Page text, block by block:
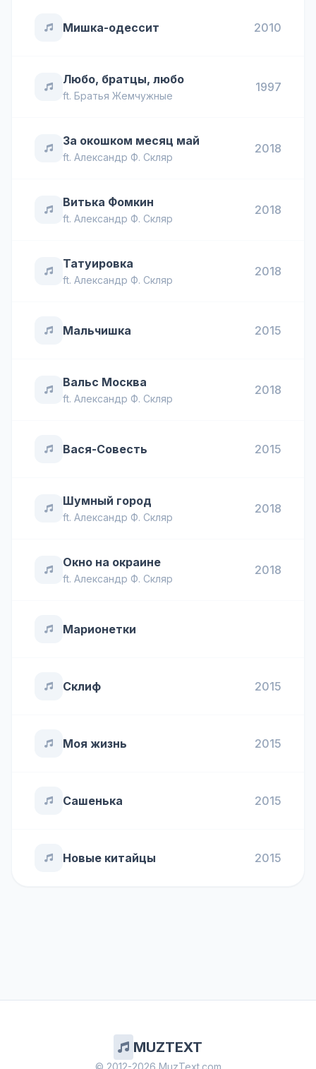
Мишка-одессит 2010
Любо, братцы, любо
ft. Братья Жемчужные
1997
За окошком месяц май
ft. Александр Ф. Скляр
2018
Витька Фомкин
ft. Александр Ф. Скляр
2018
Татуировка
ft. Александр Ф. Скляр
2018
Мальчишка 2015
Вальс Москва
ft. Александр Ф. Скляр
2018
Вася-Совесть 2015
Шумный город
ft. Александр Ф. Скляр
2018
Окно на окраине
ft. Александр Ф. Скляр
2018
Марионетки
Склиф 2015
Моя жизнь 2015
Сашенька 2015
Новые китайцы 2015
MUZTEXT
© 2012-2026 MuzText.com